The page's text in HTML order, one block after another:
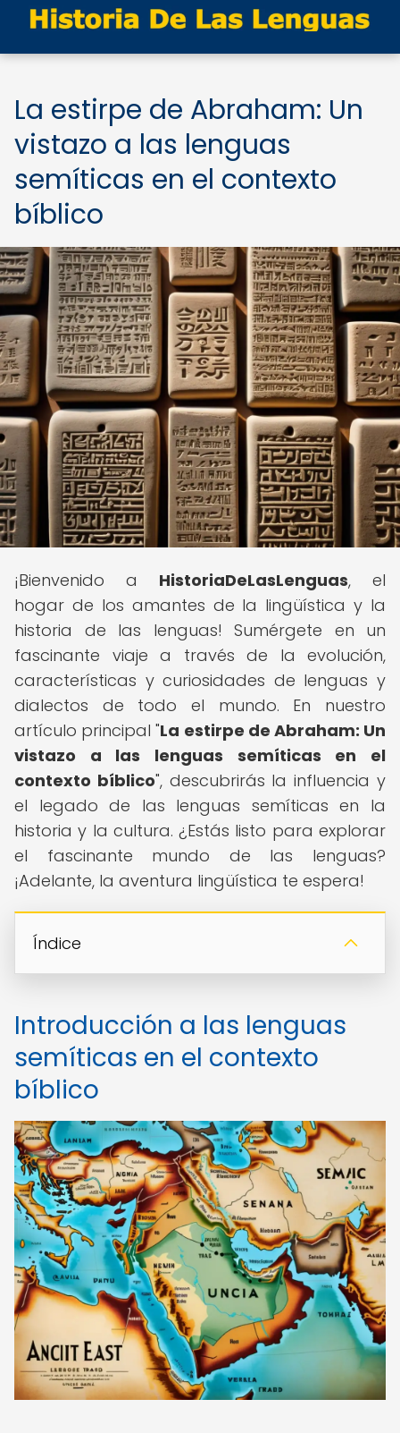
La estirpe de Abraham: Un
vistazo a las lenguas
semíticas en el contexto
bíblico
¡Bienvenido a HistoriaDeLasLenguas, el
hogar de los amantes de la lingüística y la
historia de las lenguas! Sumérgete en un
fascinante viaje a través de la evolución,
características y curiosidades de lenguas y
dialectos de todo el mundo. En nuestro
artículo principal "La estirpe de Abraham: Un
vistazo a las lenguas semíticas en el
contexto bíblico", descubrirás la influencia y
el legado de las lenguas semíticas en la
historia y la cultura. ¿Estás listo para explorar
el fascinante mundo de las lenguas?
¡Adelante, la aventura lingüística te espera!
Índice
Introducción a las lenguas
semíticas en el contexto
bíblico